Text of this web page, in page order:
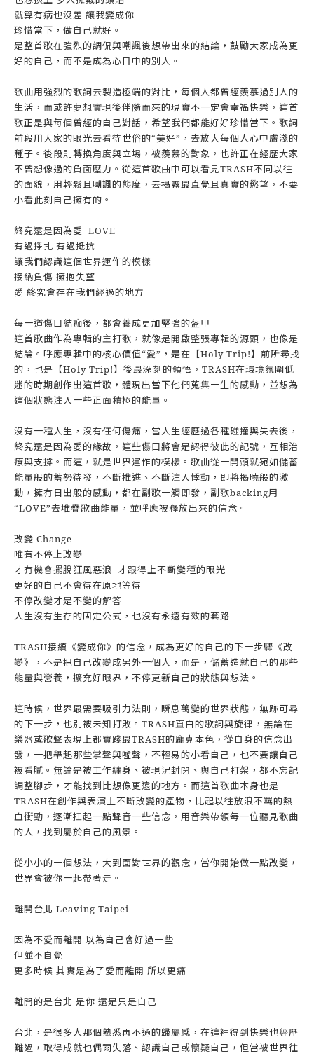
就算有病也沒差 讓我變成你
珍惜當下，做自己就好。
是整首歌在強烈的調侃與嘲諷後想帶出來的結論，鼓勵大家成為更
好的自己，而不是成為心目中的別人。
歌曲用強烈的歌詞去製造極端的對比，每個人都曾經羨慕過別人的
生活，而或許夢想實現後伴隨而來的現實不一定會幸福快樂，這首
歌正是與每個曾經的自己對話，希望我們都能好好珍惜當下。歌詞
前段用大家的眼光去看待世俗的“美好”，去放大每個人心中膚淺的
種子。後段則轉換角度與立場，被羨慕的對象，也許正在經歷大家
不曾想像過的負面壓力。從這首歌曲中可以看見TRASH不同以往
的面貌，用輕鬆且嘲諷的態度，去揭露最直覺且真實的慾望，不要
小看此刻自己擁有的。
終究還是因為愛 LOVE
有過掙扎 有過抵抗
讓我們認識這個世界運作的模樣
接納負傷 擁抱失望
愛 終究會存在我們經過的地方
每一道傷口結痂後，都會養成更加堅強的盔甲
這首歌曲作為專輯的主打歌，就像是開啟整張專輯的源頭，也像是
結論。呼應專輯中的核心價值“愛”，是在【Holy Trip!】前所尋找
的，也是【Holy Trip!】後最深刻的領悟，TRASH在環境氛圍低
迷的時期創作出這首歌，體現出當下他們蒐集一生的感動，並想為
這個狀態注入一些正面積極的能量。
沒有一種人生，沒有任何傷痛，當人生經歷過各種碰撞與失去後，
終究還是因為愛的緣故，這些傷口將會是認得彼此的記號，互相治
療與支撐。而這，就是世界運作的模樣。歌曲從一開頭就宛如儲蓄
能量般的蓄勢待發，不斷推進、不斷注入悸動，即將揭曉般的激
動，擁有日出般的感動，都在副歌一觸即發，副歌backing用
“LOVE”去堆疊歌曲能量，並呼應被釋放出來的信念。
改變 Change
唯有不停止改變
才有機會擺脫狂風惡浪 才跟得上不斷變種的眼光
更好的自己不會待在原地等待
不停改變才是不變的解答
人生沒有生存的固定公式，也沒有永遠有效的套路
TRASH接續《變成你》的信念，成為更好的自己的下一步驟《改
變》，不是把自己改變成另外一個人，而是，儲蓄造就自己的那些
能量與營養，擴充好眼界，不停更新自己的狀態與想法。
這時候，世界最需要吸引力法則，瞬息萬變的世界狀態，無跡可尋
的下一步，也別被未知打敗。TRASH直白的歌詞與旋律，無論在
樂器或歌聲表現上都實踐最TRASH的龐克本色，從自身的信念出
發，一把舉起那些掌聲與噓聲，不輕易的小看自己，也不要讓自己
被看膩。無論是被工作纏身、被現況封閉、與自己打架，都不忘記
調整腳步，才能找到比想像更遠的地方。而這首歌曲本身也是
TRASH在創作與表演上不斷改變的產物，比起以往放浪不羈的熱
血衝勁，逐漸扛起一點聲音一些信念，用音樂帶領每一位聽見歌曲
的人，找到屬於自己的風景。
從小小的一個想法，大到面對世界的觀念，當你開始做一點改變，
世界會被你一起帶著走。
離開台北 Leaving Taipei
因為不愛而離開 以為自己會好過一些
但並不自覺
更多時候 其實是為了愛而離開 所以更痛
離開的是台北 是你 還是只是自己
台北，是很多人那個熟悉再不過的歸屬感，在這裡得到快樂也經歷
難過，取得成就也偶爾失落、認識自己或懷疑自己，但當被世界往